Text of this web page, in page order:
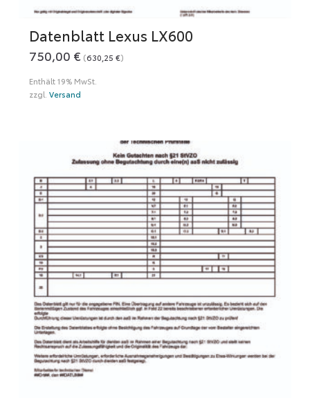
Datenblatt Lexus LX600
750,00 € (630,25 €)
Enthält 19% MwSt.
zzgl. Versand